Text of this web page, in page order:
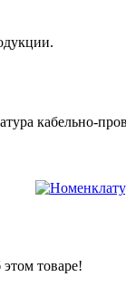
кабельно-
товаре!